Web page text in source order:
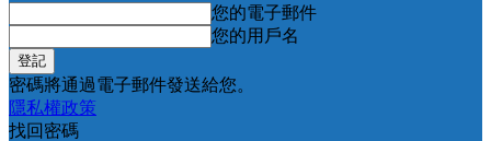
您的電子郵件
您的用戶名
密碼將通過電子郵件發送給您。
隱私權政策
找回密碼